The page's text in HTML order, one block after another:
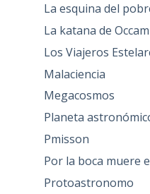
La esquina del
La katana de Occam
Los Viajeros
Malaciencia
Megacosmos
Planeta
Pmisson
Por la boca muere
Protoastronomo